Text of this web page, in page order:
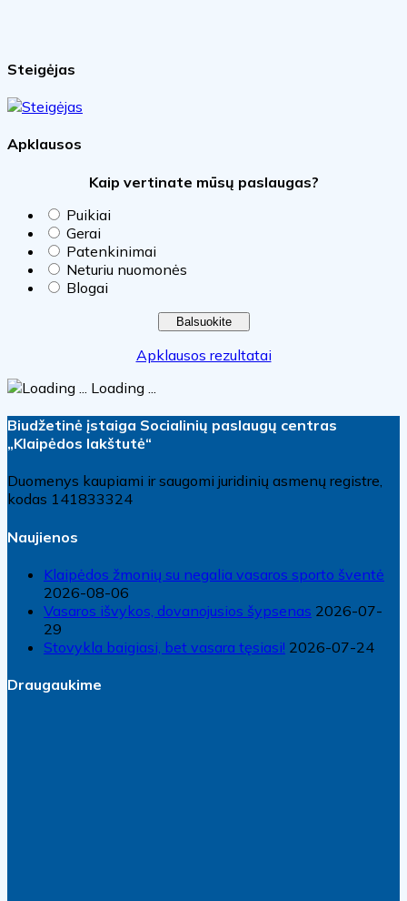
Steigėjas
Apklausos
Kaip vertinate mūsų paslaugas?
Puikiai
Gerai
Patenkinimai
Neturiu nuomonės
Blogai
Apklausos rezultatai
Loading ...
Biudžetinė įstaiga Socialinių paslaugų centras
„Klaipėdos lakštutė“
Duomenys kaupiami ir saugomi juridinių asmenų registre,
kodas 141833324
Naujienos
Klaipėdos žmonių su negalia vasaros sporto šventė
2026-08-06
Vasaros išvykos, dovanojusios šypsenas 2026-07-
29
Stovykla baigiasi, bet vasara tęsiasi! 2026-07-24
Draugaukime